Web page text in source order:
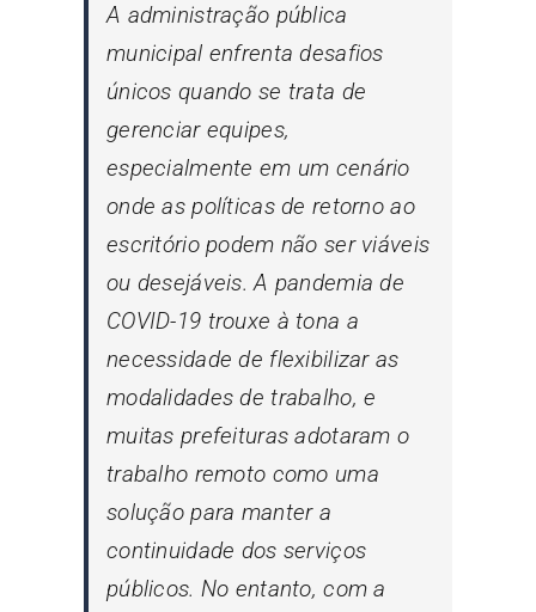
A administração pública
municipal enfrenta desafios
únicos quando se trata de
gerenciar equipes,
especialmente em um cenário
onde as políticas de retorno ao
escritório podem não ser viáveis
ou desejáveis. A pandemia de
COVID-19 trouxe à tona a
necessidade de flexibilizar as
modalidades de trabalho, e
muitas prefeituras adotaram o
trabalho remoto como uma
solução para manter a
continuidade dos serviços
públicos. No entanto, com a